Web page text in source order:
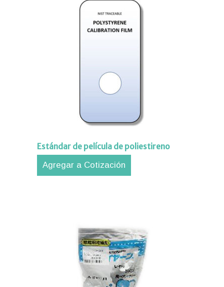
Estándar de película de poliestireno
Agregar a Cotización